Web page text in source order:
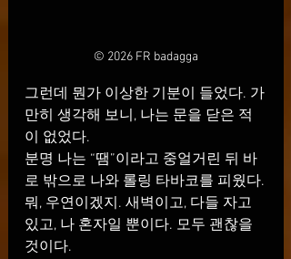
© 2026 FR badagga
그런데 뭔가 이상한 기분이 들었다. 가
만히 생각해 보니, 나는 문을 닫은 적
이 없었다.
분명 나는 “땜”이라고 중얼거린 뒤 바
로 밖으로 나와 롤링 타바코를 피웠다.
뭐, 우연이겠지. 새벽이고, 다들 자고
있고, 나 혼자일 뿐이다. 모두 괜찮을
것이다.